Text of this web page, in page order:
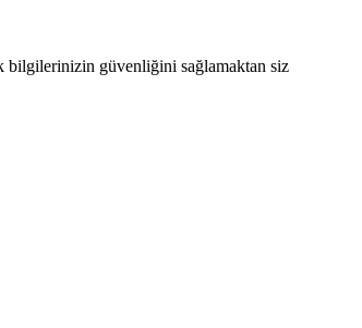
bilgilerinizin güvenliğini sağlamaktan siz